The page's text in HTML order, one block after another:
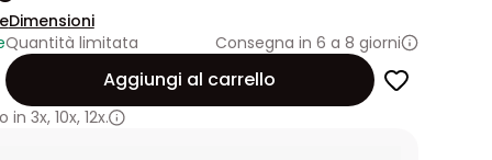
Dimensioni
Quantità limitata Consegna in 6 a 8 giorni
Aggiungi al carrello
in 3x, 10x, 12x.